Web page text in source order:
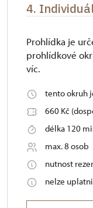
4.
Prohlídka je
prohlídkové
víc.
tento okruh
660 Kč
délka 120
max. 8 osob
nutnost
nelze